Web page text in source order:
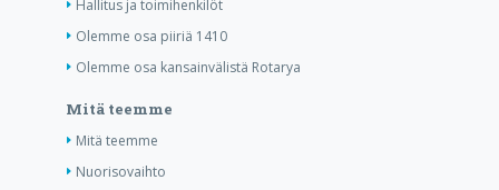
Hallitus ja toimihenkilöt
Olemme osa piiriä 1410
Olemme osa kansainvälistä Rotarya
Mitä teemme
Mitä teemme
Nuorisovaihto